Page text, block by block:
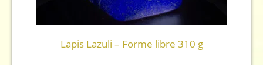
Lapis Lazuli – Forme libre 310 g